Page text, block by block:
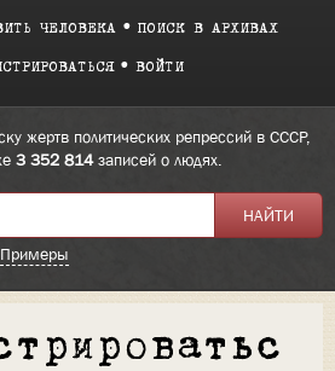
ЧЕЛОВЕКА ПОИСК В АРХИВАХ
ВОЙТИ
жертв политических репрессий в СССР,
3 352 814записей о людях.
Примеры